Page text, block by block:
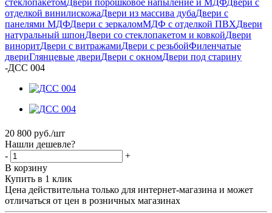
отделкой винилискожаДвери из массива дубаДвери с
панелями МДФДвери с зеркаломМДФ с отделкой ПВХДвери
натуральный шпонДвери со стеклопакетом и ковкойДвери
виноритДвери с витражамиДвери с резьбойФиленчатые
двериГлянцевые двериДвери с окномДвери под старину
-ДСС 004
20 800 руб./шт
Нашли дешевле?
-
+
В корзину
Купить в 1 клик
Цена действительна только для интернет-магазина и может
отличаться от цен в розничных магазинах